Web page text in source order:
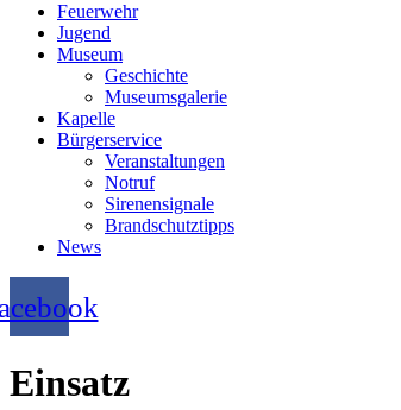
Feuerwehr
Jugend
Museum
Geschichte
Museumsgalerie
Kapelle
Bürgerservice
Veranstaltungen
Notruf
Sirenensignale
Brandschutztipps
News
Einsatz